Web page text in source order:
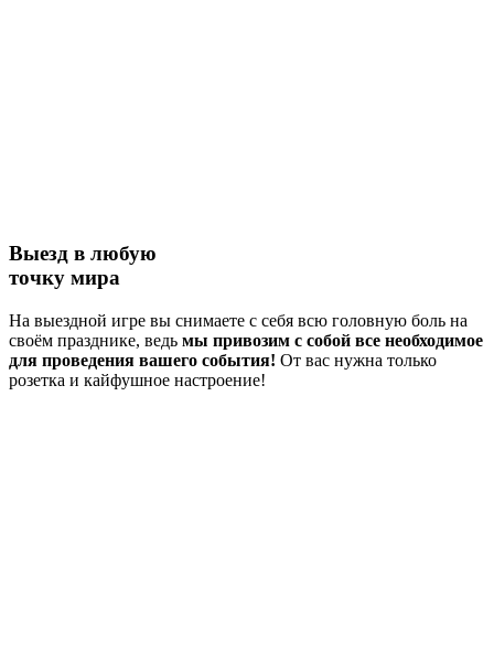
Выезд в любую
точку мира
На выездной игре вы снимаете с себя всю головную боль на
своём празднике, ведь мы привозим с собой все необходимое
для проведения вашего события! От вас нужна только
розетка и кайфушное настроение!